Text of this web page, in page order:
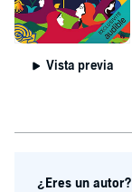
Vista previa
¿Eres un autor?